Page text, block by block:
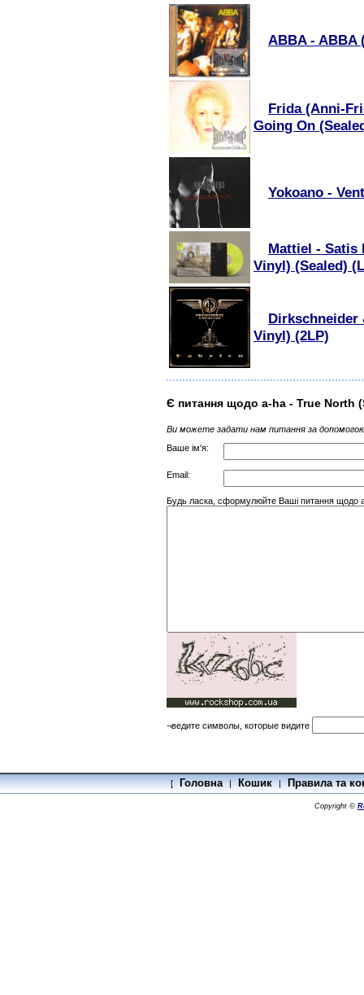
ABBA - ABBA
Frida (Anni-
Going On
Yokoano -
Mattiel - Satis
Vinyl) (Sealed)
Dirkschneider
Vinyl) (2LP)
Є питання щодо a-ha - True North
Ви можете задати нам питання за
Ваше ім'я:
Email:
Будь ласка, сформулюйте Ваші питання щодо
¬ведите символы, которые видите
[ Головна | Кошик | Правила та
Copyright ©